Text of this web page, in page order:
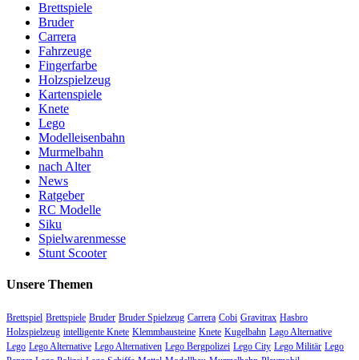
Brettspiele
Bruder
Carrera
Fahrzeuge
Fingerfarbe
Holzspielzeug
Kartenspiele
Knete
Lego
Modelleisenbahn
Murmelbahn
nach Alter
News
Ratgeber
RC Modelle
Siku
Spielwarenmesse
Stunt Scooter
Unsere Themen
Brettspiel Brettspiele Bruder Bruder Spielzeug Carrera Cobi Gravitrax Hasbro
Holzspielzeug intelligente Knete Klemmbausteine Knete Kugelbahn Lago Alternative
Lego Lego Alternative Lego Alternativen Lego Bergpolizei Lego City Lego Militär Lego